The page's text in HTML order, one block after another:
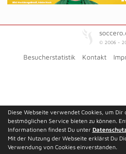
© 2006 -
Besucherstatistik Kontakt
Diese Webseite verwendet Cookies, um Dir
bestmöglichen Service bieten zu können.
Informationen findest Du unter
Mit der Nutzung der Webseite erklärst Du
Verwendung von Cookies einverstanden.